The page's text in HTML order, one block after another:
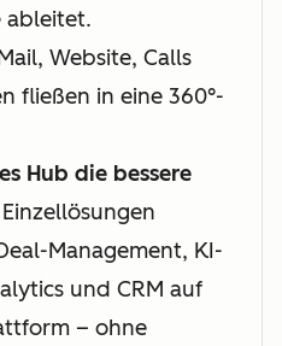
ableitet.
Website, Calls
fließen in eine 360°-
Hub die bessere
Management, KI-
und CRM auf
– ohne